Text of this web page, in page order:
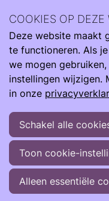
Over Ouders | Online
do
10
sep
Ouders | Online
Elke maand
voor Ouders een
COOKIES OP DEZE
Deze website maakt
te functioneren. Als
we mogen
instellingen wijzigen.
in onze
Schakel alle
Toon cookie-
Alleen essentiële